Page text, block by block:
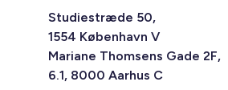
Studiestræde 50,
1554 København V
Mariane Thomsens Gade 2F,
6.1, 8000 Aarhus C